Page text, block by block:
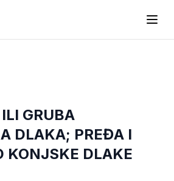
GRUBA
DLAKA; PREĐA I
KONJSKE DLAKE